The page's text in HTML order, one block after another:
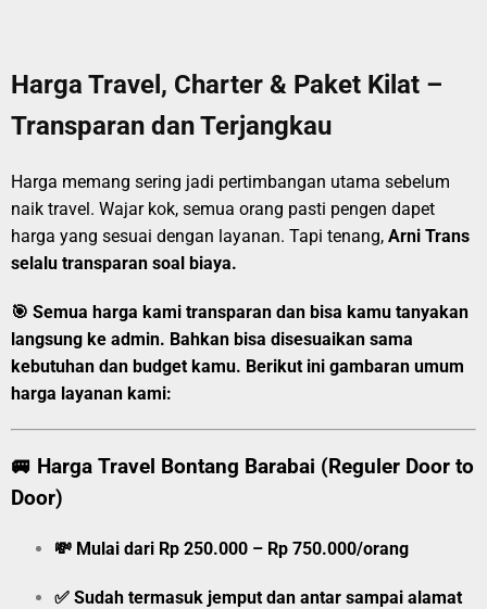
Harga Travel, Charter & Paket Kilat –
Transparan dan Terjangkau
Harga memang sering jadi pertimbangan utama sebelum
naik travel. Wajar kok, semua orang pasti pengen dapet
harga yang sesuai dengan layanan. Tapi tenang, Arni Trans
selalu transparan soal biaya.
🎯 Semua harga kami transparan dan bisa kamu tanyakan
langsung ke admin. Bahkan bisa disesuaikan sama
kebutuhan dan budget kamu. Berikut ini gambaran umum
harga layanan kami:
🚐 Harga Travel Bontang Barabai (Reguler Door to
Door)
💸 Mulai dari Rp 250.000 – Rp 750.000/orang
✅ Sudah termasuk jemput dan antar sampai alamat